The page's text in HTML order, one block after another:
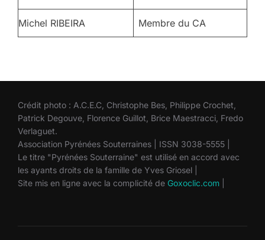
Michel RIBEIRA Membre du CA
Crédit photo : A.C.E.C, Christophe Bes, Philippe Crochet,
Patrick Degouve, Florence Guillot, Brice Maestracci, Fredo
Verlaguet.
Association Pyrénées Souterraines | ISSN 3038-5555 |
Le titre "Pyrénées Souterraine" est utilisé en accord avec
les ayants droits de la famille de Yves Griosel |
Site mis en ligne avec la complicité de Goxoclic.com